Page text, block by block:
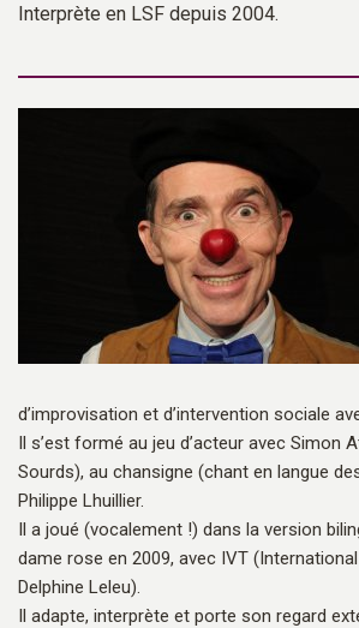
Interprète en LSF depuis 2004.
d’improvisation et d’intervention sociale
Il s’est formé au jeu d’acteur avec Simon
Sourds), au chansigne (chant en langue
Philippe Lhuillier.
Il a joué (vocalement !) dans la version
dame rose en 2009, avec IVT
Delphine Leleu).
Il adapte, interprète et porte son regard